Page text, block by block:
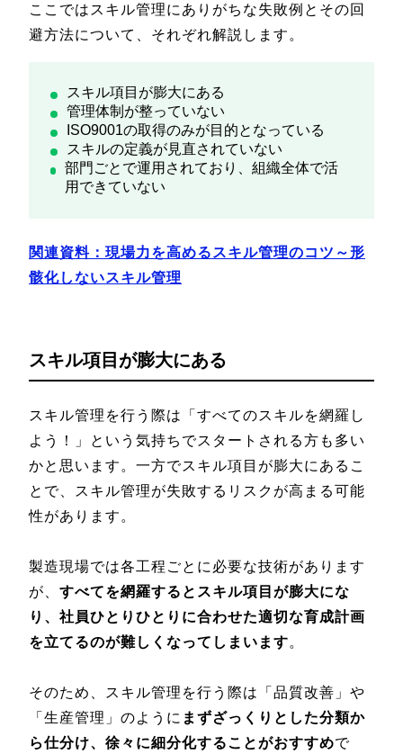
ここではスキル管理にありがちな失敗例とその回
避方法について、それぞれ解説します。
スキル項目が膨大にある
管理体制が整っていない
ISO9001の取得のみが目的となっている
スキルの定義が見直されていない
部門ごとで運用されており、組織全体で活
用できていない
関連資料：現場力を高めるスキル管理のコツ～形
骸化しないスキル管理
スキル項目が膨大にある
スキル管理を行う際は「すべてのスキルを網羅し
よう！」という気持ちでスタートされる方も多い
かと思います。一方でスキル項目が膨大にあるこ
とで、スキル管理が失敗するリスクが高まる可能
性があります。
製造現場では各工程ごとに必要な技術があります
が、 すべてを網羅するとスキル項目が膨大にな
り、社員ひとりひとりに合わせた適切な育成計画
を立てるのが難しくなってしまいます。
そのため、スキル管理を行う際は「品質改善」や
「生産管理」のように まずざっくりとした分類か
ら仕分け、徐々に細分化することがおすすめで